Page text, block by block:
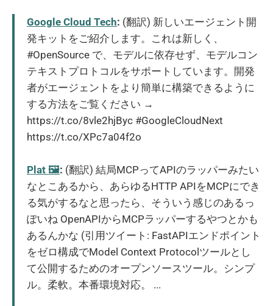
Google Cloud Tech: (翻訳) 新しいエージェント開
発キットをご紹介します。これは新しく、
#OpenSource で、モデルに依存せず、モデルコン
テキストプロトコルをサポートしています。開発
者がエージェントをより簡単に構築できるように
する方法をご覧ください →
https://t.co/8vle2hjByc #GoogleCloudNext
https://t.co/XPc7a04f2o
Plat 🖼️: (翻訳) 結局MCPってAPIのラッパーみたい
なとこあるから、あらゆるHTTP APIをMCPにでき
る気がするなと思ったら、そういう感じのあるっ
ぽいね OpenAPIからMCPラッパーするやつとかも
あるんかな (引用ツイート: FastAPIエンドポイント
をゼロ構成でModel Context Protocolツールとし
て公開するためのオープンソースツール。シンプ
ル。柔軟。本番環境対応。 ...